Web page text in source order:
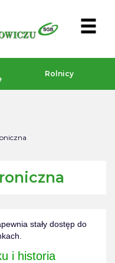
Rolnicy
stały dostęp do
i historia